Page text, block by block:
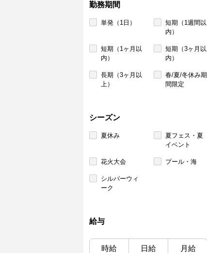
勤務期間
単発（1日）
短期（1週間以
内）
短期（1ヶ月以
内）
短期（3ヶ月以
内）
長期（3ヶ月以
上）
春/夏/冬休み期
間限定
シーズン
夏休み
夏フェス・夏
イベント
花火大会 プール・海
シルバーウィ
ーク
給与
時給 日給 月給